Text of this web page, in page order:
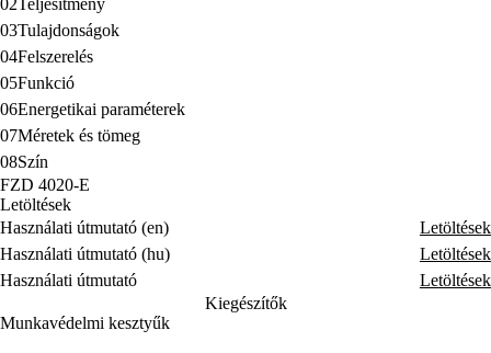
02Teljesítmény
03Tulajdonságok
04Felszerelés
05Funkció
06Energetikai paraméterek
07Méretek és tömeg
08Szín
FZD 4020-E
Letöltések
Használati útmutató (en)
Letöltések
Használati útmutató (hu)
Letöltések
Használati útmutató
Letöltések
Kiegészítők
Munkavédelmi kesztyűk